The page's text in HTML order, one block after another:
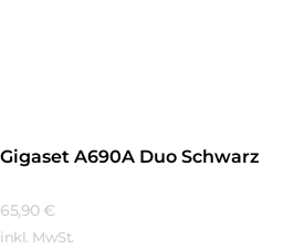
Gigaset A690A Duo Schwarz
65,90 €
inkl. MwSt.